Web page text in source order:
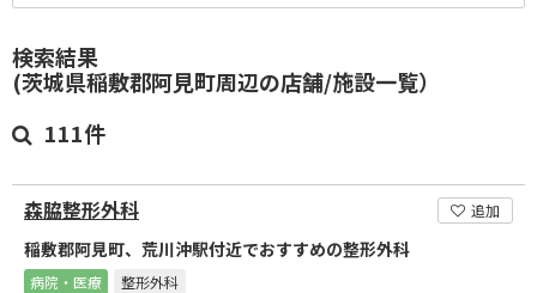
検索結果
(茨城県稲敷郡阿見町周辺の店舗/施設一覧）
111件
森脇整形外科 追加
稲敷郡阿見町、荒川沖駅付近でおすすめの整形外科
病院・医療 整形外科